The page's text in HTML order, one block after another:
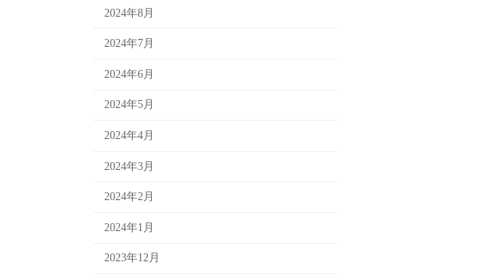
2024年8月
2024年7月
2024年6月
2024年5月
2024年4月
2024年3月
2024年2月
2024年1月
2023年12月